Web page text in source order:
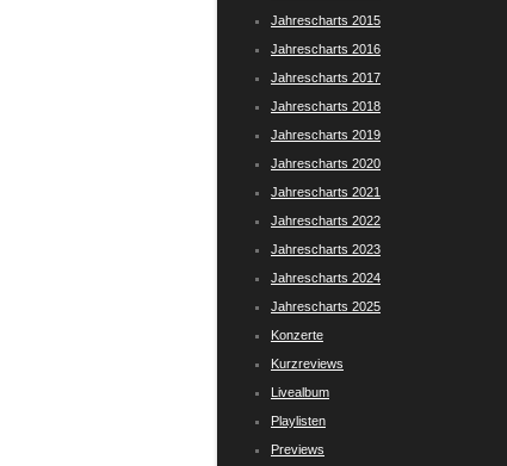
Jahrescharts 2015
Jahrescharts 2016
Jahrescharts 2017
Jahrescharts 2018
Jahrescharts 2019
Jahrescharts 2020
Jahrescharts 2021
Jahrescharts 2022
Jahrescharts 2023
Jahrescharts 2024
Jahrescharts 2025
Konzerte
Kurzreviews
Livealbum
Playlisten
Previews